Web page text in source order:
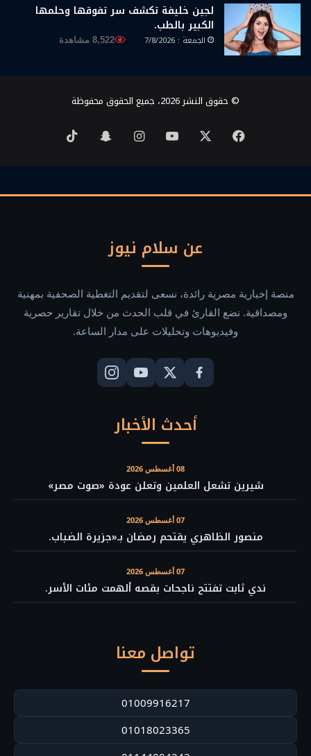
لجين خليفة تكشف سر تفوقها وحلمها
الكبير بالطب.
الجمعة : 7/8/2026 8,522 مشاهدة
© حقوق النشر 2026، جميع الحقوق محفوظة
فيسبوك ‫YouTubeانستقرامسناب
عن سلام نيوز
منصة إخبارية مصرية رائدة، نسعى لتقديم التغطية الصحفية بمهنية
ومصداقية. نضع القارئ في قلب الحدث من خلال تقارير حصرية
وفيديوهات وتحليلات على مدار الساعة.
أحدث الأخبار
08 أغسطس 2026
شيرين تشعل العلمين وتعلن عودة «صوت مصر»
07 أغسطس 2026
منصور الظاهري يقتحم رمضان بـ«جزيرة الضباب.
07 أغسطس 2026
ندي ثابت تفتتح ناجحات بقصه ألهمت مئات الأسر.
تواصل معنا
01009916217
01018023365